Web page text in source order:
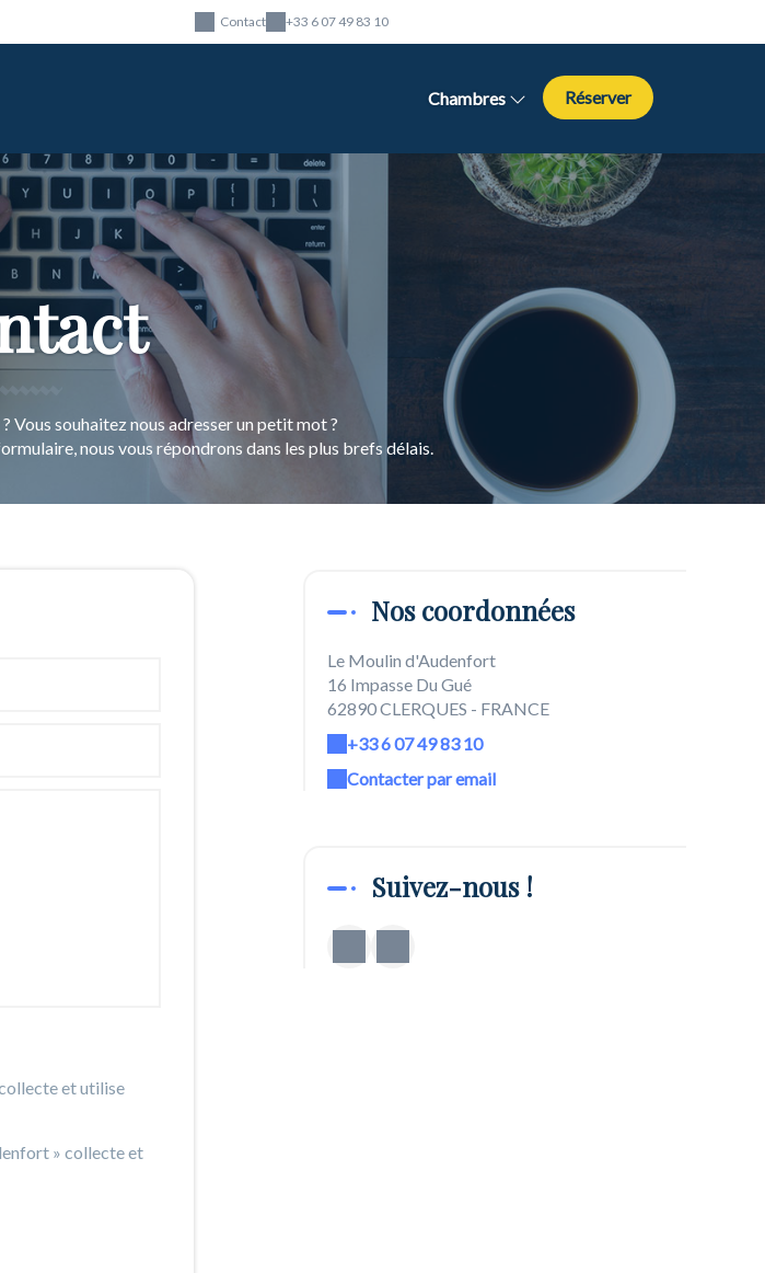
Contact +33 6 07 49 83 10
Chambres Réserver
Vous souhaitez nous adresser un petit mot ?
nous vous répondrons dans les plus brefs délais.
et utilise
» collecte et
Nos coordonnées
Le Moulin d'Audenfort
16 Impasse Du Gué
62890 CLERQUES - FRANCE
+33 6 07 49 83 10
Contacter par email
Suivez-nous !